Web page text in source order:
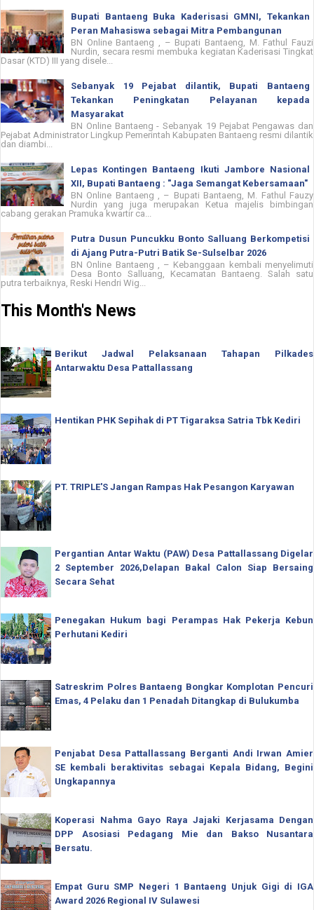
Bupati Bantaeng Buka Kaderisasi GMNI, Tekankan
Peran Mahasiswa sebagai Mitra Pembangunan
BN Online Bantaeng , – Bupati Bantaeng, M. Fathul Fauzi
Nurdin, secara resmi membuka kegiatan Kaderisasi Tingkat
Dasar (KTD) III yang disele...
Sebanyak 19 Pejabat dilantik, Bupati Bantaeng
Tekankan Peningkatan Pelayanan kepada
Masyarakat
BN Online Bantaeng - Sebanyak 19 Pejabat Pengawas dan
Pejabat Administrator Lingkup Pemerintah Kabupaten Bantaeng resmi dilantik
dan diambi...
Lepas Kontingen Bantaeng Ikuti Jambore Nasional
XII, Bupati Bantaeng : "Jaga Semangat Kebersamaan"
BN Online Bantaeng , – Bupati Bantaeng, M. Fathul Fauzy
Nurdin yang juga merupakan Ketua majelis bimbingan
cabang gerakan Pramuka kwartir ca...
Putra Dusun Puncukku Bonto Salluang Berkompetisi
di Ajang Putra-Putri Batik Se-Sulselbar 2026
BN Online Bantaeng , – Kebanggaan kembali menyelimuti
Desa Bonto Salluang, Kecamatan Bantaeng. Salah satu
putra terbaiknya, Reski Hendri Wig...
This Month's News
Berikut Jadwal Pelaksanaan Tahapan Pilkades
Antarwaktu Desa Pattallassang
Hentikan PHK Sepihak di PT Tigaraksa Satria Tbk Kediri
PT. TRIPLE'S Jangan Rampas Hak Pesangon Karyawan
Pergantian Antar Waktu (PAW) Desa Pattallassang Digelar
2 September 2026,Delapan Bakal Calon Siap Bersaing
Secara Sehat
Penegakan Hukum bagi Perampas Hak Pekerja Kebun
Perhutani Kediri
Satreskrim Polres Bantaeng Bongkar Komplotan Pencuri
Emas, 4 Pelaku dan 1 Penadah Ditangkap di Bulukumba
Penjabat Desa Pattallassang Berganti Andi Irwan Amier
SE kembali beraktivitas sebagai Kepala Bidang, Begini
Ungkapannya
Koperasi Nahma Gayo Raya Jajaki Kerjasama Dengan
DPP Asosiasi Pedagang Mie dan Bakso Nusantara
Bersatu.
Empat Guru SMP Negeri 1 Bantaeng Unjuk Gigi di IGA
Award 2026 Regional IV Sulawesi